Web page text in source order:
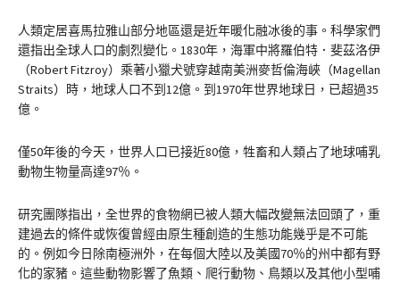
人類定居喜馬拉雅山部分地區還是近年暖化融冰後的事。科學家們
還指出全球人口的劇烈變化。1830年，海軍中將羅伯特．斐茲洛伊
（Robert Fitzroy）乘著小獵犬號穿越南美洲麥哲倫海峽（Magellan
Straits）時，地球人口不到12億。到1970年世界地球日，已超過35
億。
僅50年後的今天，世界人口已接近80億，牲畜和人類占了地球哺乳
動物生物量高達97％。
研究團隊指出，全世界的食物網已被人類大幅改變無法回頭了，重
建過去的條件或恢復曾經由原生種創造的生態功能幾乎是不可能
的。例如今日除南極洲外，在每個大陸以及美國70％的州中都有野
化的家豬。這些動物影響了魚類、爬行動物、鳥類以及其他小型哺